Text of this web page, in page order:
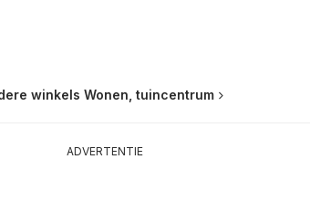
winkels Wonen, tuincentrum
ADVERTENTIE